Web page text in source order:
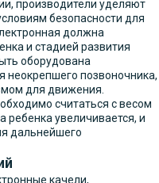
производители уделяют
безопасности для
должна
и стадией развития
оборудована
позвоночника,
для движения.
считаться с весом
увеличивается, и
дальнейшего
качели,